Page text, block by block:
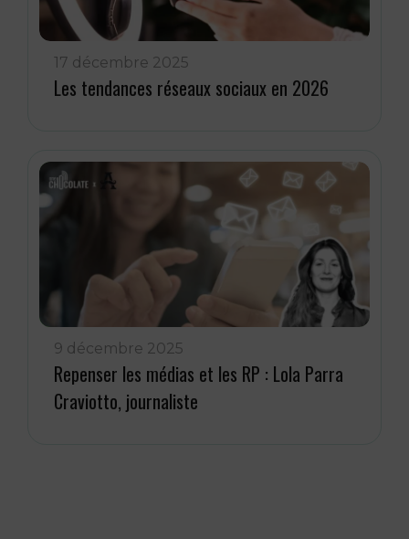
17 décembre 2025
Les tendances réseaux sociaux en 2026
9 décembre 2025
Repenser les médias et les RP : Lola Parra
Craviotto, journaliste